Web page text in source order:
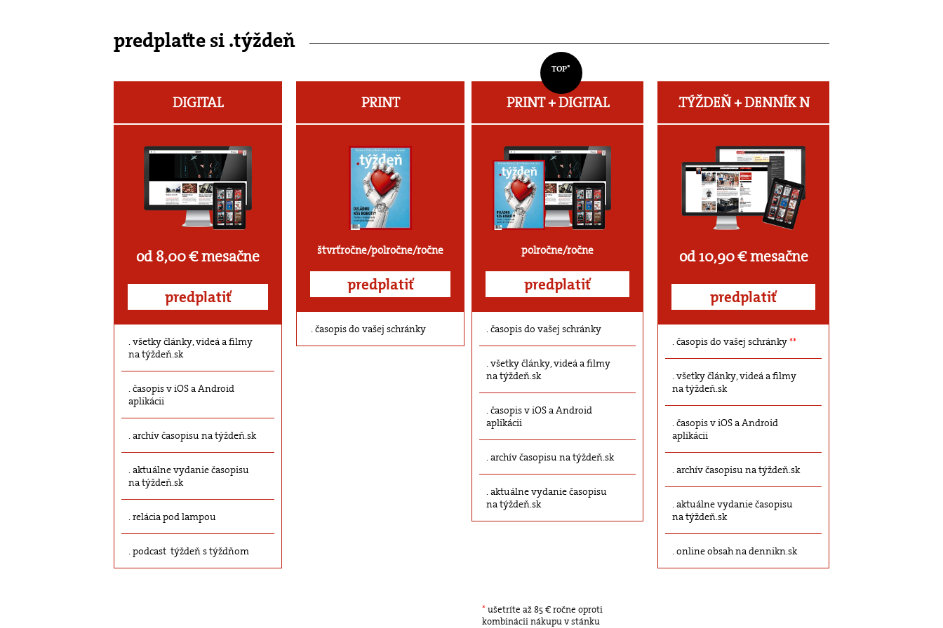
predplaťte si .týždeň
DIGITAL
od 8,00 € mesačne
predplatiť
všetky články, videá a filmy
na týždeň.sk
časopis v iOS a Android
aplikácii
archív časopisu na týždeň.sk
aktuálne vydanie časopisu
na týždeň.sk
relácia pod lampou
podcast týždeň s týždňom
PRINT
štvrťročne/polročne/ročne
predplatiť
časopis do vašej schránky
TOP*
PRINT + DIGITAL
polročne/ročne
predplatiť
časopis do vašej schránky
všetky články, videá a filmy
na týždeň.sk
časopis v iOS a Android
aplikácii
archív časopisu na týždeň.sk
aktuálne vydanie časopisu
na týždeň.sk
.TÝŽDEŇ +DENNÍK N
od 10,90 € mesačne
predplatiť
časopis do vašej schránky**
všetky články, videá a filmy
na týždeň.sk
časopis v iOS a Android
aplikácii
archív časopisu na týždeň.sk
aktuálne vydanie časopisu
na týždeň.sk
online obsah na dennikn.sk
* ušetríte až 85 € ročne oproti
kombinácii nákupu v stánku